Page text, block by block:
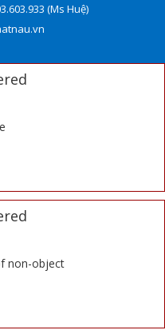
(Ms Huệ)
non-object